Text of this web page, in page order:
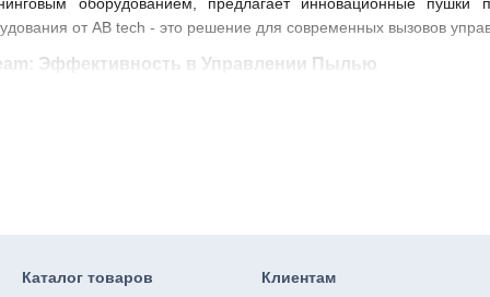
от AB tech - это решение для современных вызовов
Эффективность в Управлении Пылью
потенциальные риски для здоровья и окружающей
Каталог товаров Клиентам